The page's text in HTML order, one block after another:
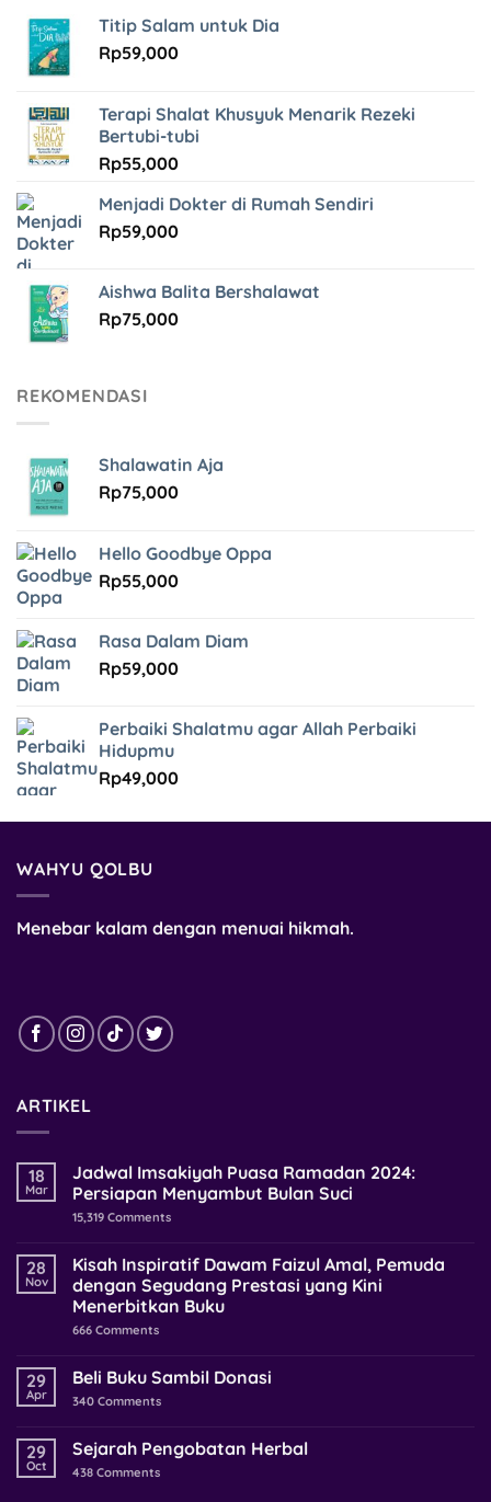
Titip Salam untuk Dia
Rp59,000
Terapi Shalat Khusyuk Menarik Rezeki
Bertubi-tubi
Rp55,000
Menjadi Dokter di Rumah Sendiri
Rp59,000
Aishwa Balita Bershalawat
Rp75,000
REKOMENDASI
Shalawatin Aja
Rp75,000
Hello Goodbye Oppa
Rp55,000
Rasa Dalam Diam
Rp59,000
Perbaiki Shalatmu agar Allah Perbaiki
Hidupmu
Rp49,000
WAHYU QOLBU
Menebar kalam dengan menuai hikmah.
ARTIKEL
18
Mar
Jadwal Imsakiyah Puasa Ramadan 2024:
Persiapan Menyambut Bulan Suci
15,319 Comments
28
Nov
Kisah Inspiratif Dawam Faizul Amal, Pemuda
dengan Segudang Prestasi yang Kini
Menerbitkan Buku
666 Comments
29
Apr
Beli Buku Sambil Donasi
340 Comments
29
Oct
Sejarah Pengobatan Herbal
438 Comments